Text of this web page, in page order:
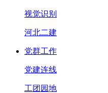
视觉识别
河北二建
党群工作
党建连线
工团园地